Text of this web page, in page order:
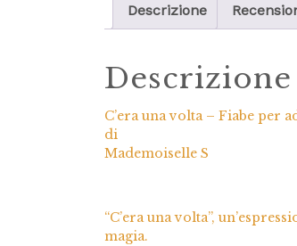
Descrizione
Descrizione
C’era una volta – Fiabe per
di
Mademoiselle S
“C’era una volta”,
magia.